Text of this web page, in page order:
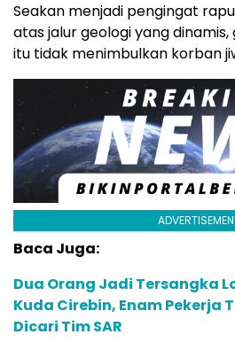
Seakan menjadi pengingat
atas jalur geologi yang
itu tidak menimbulkan korban
Baca Juga:
Dua Orang Jadi Tersangka
Kuda Cirebin, Enam Pekerja
Dicari Tim SAR